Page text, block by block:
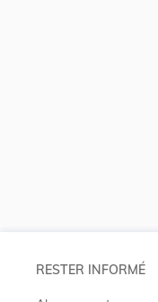
RESTER INFORMÉ